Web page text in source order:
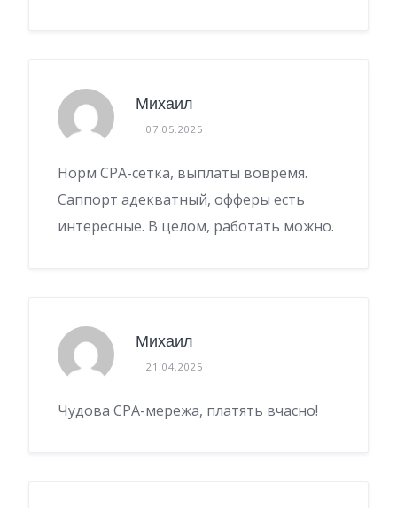
Михаил
07.05.2025
Норм CPA-сетка, выплаты вовремя.
Саппорт адекватный, офферы есть
интересные. В целом, работать можно.
Михаил
21.04.2025
Чудова CPA-мережа, платять вчасно!